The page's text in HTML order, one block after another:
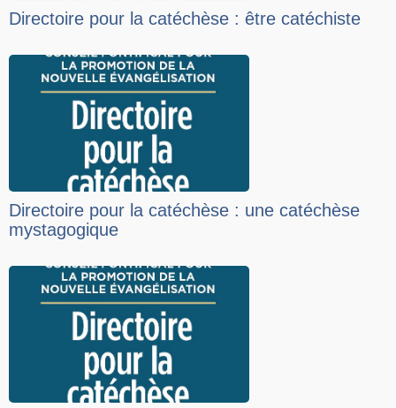
Directoire pour la catéchèse : être catéchiste
Directoire pour la catéchèse : une catéchèse
mystagogique